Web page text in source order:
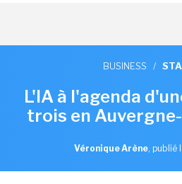
BUSINESS /
L'IA à l'agenda
trois en
Véronique Arène, publié